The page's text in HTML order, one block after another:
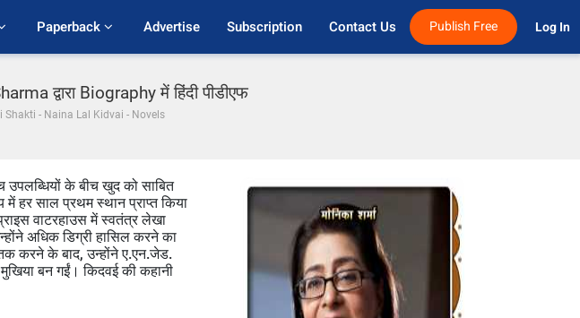
Paperback Advertise Subscription Contact Us Publish Free Log In
द्वारा Biography में हिंदी पीडीएफ
Shakti - Naina Lal Kidvai - Novels
उपलब्धियों के बीच खुद को साबित
हर साल प्रथम स्थान प्राप्त किया
वाटरहाउस में स्वतंत्र लेखा
अधिक डिग्री हासिल करने का
करने के बाद, उन्होंने ए.एन.जेड.
बन गईं। किदवई की कहानी